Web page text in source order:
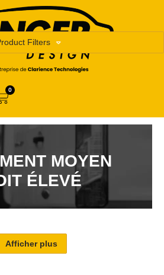
0
MOYEN
ÉLEVÉ
Filters